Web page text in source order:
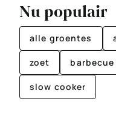
Nu populair
alle groentes
zoet barbecue
slow cooker